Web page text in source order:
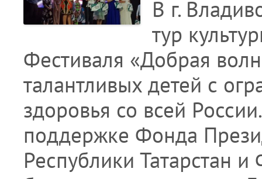
В г.
тур
Фестиваля «Добрая
талантливых детей с
здоровья со всей
поддержке Фонда
Республики Татарстан